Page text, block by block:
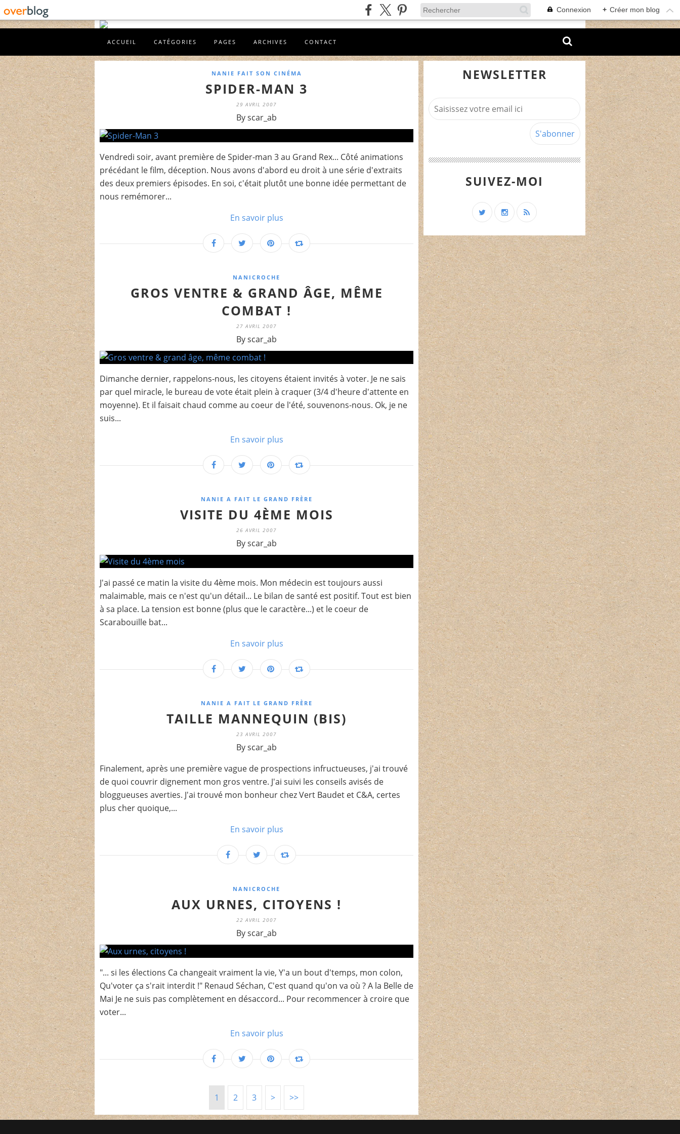
Connexion + Créer mon blog
ACCUEIL CATÉGORIES PAGES ARCHIVES CONTACT
NANIE FAIT SON CINÉMA
SPIDER-MAN 3
29 AVRIL 2007
By scar_ab
Vendredi soir, avant première de Spider-man 3 au Grand Rex... Côté animations
précédant le film, déception. Nous avons d'abord eu droit à une série d'extraits
des deux premiers épisodes. En soi, c'était plutôt une bonne idée permettant de
nous remémorer...
En savoir plus
NANICROCHE
GROS VENTRE & GRAND ÂGE, MÊME
COMBAT !
27 AVRIL 2007
By scar_ab
Dimanche dernier, rappelons-nous, les citoyens étaient invités à voter. Je ne sais
par quel miracle, le bureau de vote était plein à craquer (3/4 d'heure d'attente en
moyenne). Et il faisait chaud comme au coeur de l'été, souvenons-nous. Ok, je ne
suis...
En savoir plus
NANIE A FAIT LE GRAND FRÈRE
VISITE DU 4ÈME MOIS
26 AVRIL 2007
By scar_ab
J'ai passé ce matin la visite du 4ème mois. Mon médecin est toujours aussi
malaimable, mais ce n'est qu'un détail... Le bilan de santé est positif. Tout est bien
à sa place. La tension est bonne (plus que le caractère...) et le coeur de
Scarabouille bat...
En savoir plus
NANIE A FAIT LE GRAND FRÈRE
TAILLE MANNEQUIN (BIS)
23 AVRIL 2007
By scar_ab
Finalement, après une première vague de prospections infructueuses, j'ai trouvé
de quoi couvrir dignement mon gros ventre. J'ai suivi les conseils avisés de
bloggueuses averties. J'ai trouvé mon bonheur chez Vert Baudet et C&A, certes
plus cher quoique,...
En savoir plus
NANICROCHE
AUX URNES, CITOYENS !
22 AVRIL 2007
By scar_ab
"... si les élections Ca changeait vraiment la vie, Y'a un bout d'temps, mon colon,
Qu'voter ça s'rait interdit !" Renaud Séchan, C'est quand qu'on va où ? A la Belle de
Mai Je ne suis pas complètement en désaccord... Pour recommencer à croire que
voter...
En savoir plus
1 2 3 > >>
NEWSLETTER
SUIVEZ-MOI